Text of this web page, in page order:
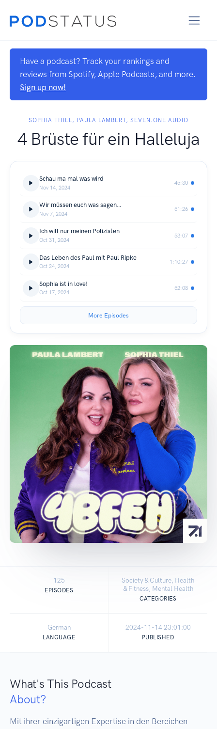
Have a podcast? Track your rankings and
reviews from Spotify, Apple Podcasts, and more.
Sign up now!
SOPHIA THIEL, PAULA LAMBERT, SEVEN.ONE AUDIO
4 Brüste für ein Halleluja
Schau ma mal was wird
Nov 14, 2024
45:30
Wir müssen euch was sagen…
Nov 7, 2024
51:26
Ich will nur meinen Polizisten
Oct 31, 2024
53:07
Das Leben des Paul mit Paul Ripke
Oct 24, 2024
1:10:27
Sophia ist in love!
Oct 17, 2024
52:08
More Episodes
125
EPISODES
Society & Culture, Health
& Fitness, Mental Health
CATEGORIES
German
LANGUAGE
2024-11-14 23:01:00
PUBLISHED
What's This Podcast
About?
Mit ihrer einzigartigen Expertise in den Bereichen